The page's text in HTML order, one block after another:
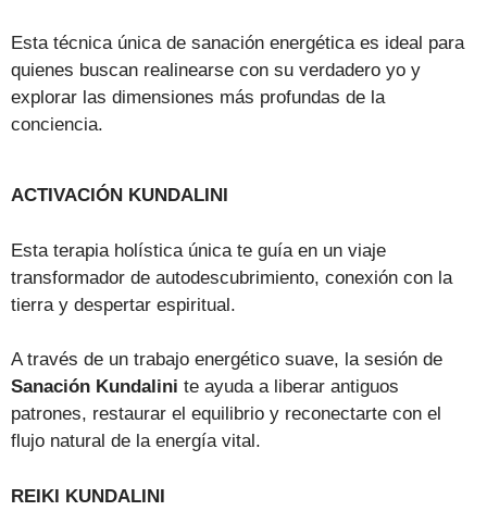
Esta técnica única de sanación energética es ideal para
quienes buscan realinearse con su verdadero yo y
explorar las dimensiones más profundas de la
conciencia.
ACTIVACIÓN KUNDALINI
Esta terapia holística única te guía en un viaje
transformador de autodescubrimiento, conexión con la
tierra y despertar espiritual.
A través de un trabajo energético suave, la sesión de
Sanación Kundalini te ayuda a liberar antiguos
patrones, restaurar el equilibrio y reconectarte con el
flujo natural de la energía vital.
REIKI KUNDALINI